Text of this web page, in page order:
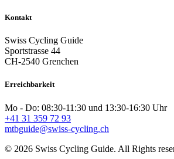
Kontakt
Swiss Cycling Guide
Sportstrasse 44
CH-2540 Grenchen
Erreichbarkeit
Mo - Do: 08:30-11:30 und 13:30-16:30 Uhr
+41 31 359 72 93
mtbguide@swiss-cycling.ch
© 2026 Swiss Cycling Guide. All Rights